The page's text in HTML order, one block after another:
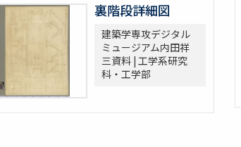
裏階段詳細図
建築学専攻デジタル
ミュージアム内田祥
三資料 | 工学系研究
科・工学部